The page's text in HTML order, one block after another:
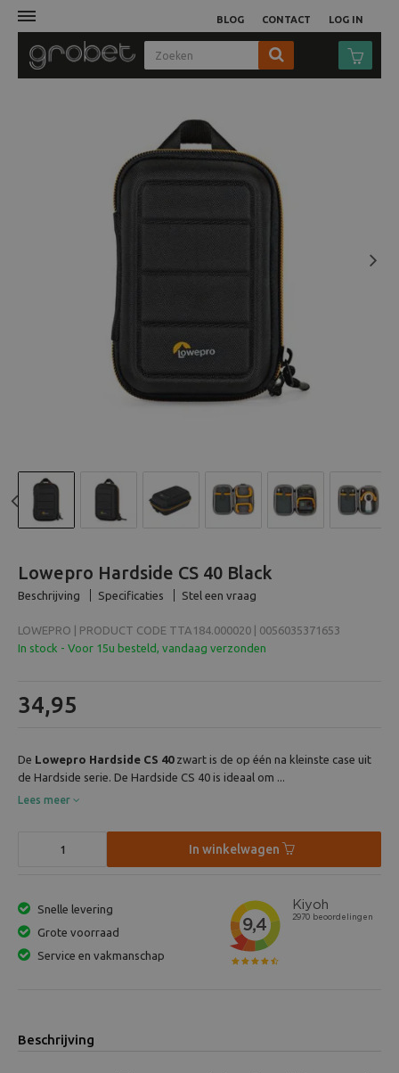
LOG IN
BLOG CONTACT
Analoog
Previous
Lowepro Hardside CS 40 Black
Beschrijving Specificaties Stel een vraag
LOWEPRO | PRODUCT CODE TTA184.000020 | 0056035371653
In stock - Voor 15u besteld, vandaag verzonden
34,95
De Lowepro Hardside CS 40zwart is de op één na kleinste case uit
de Hardside serie. De Hardside CS 40 is ideaal om ...
Lees meer
In winkelwagen
Snelle levering
Grote voorraad
Service en vakmanschap
Beschrijving